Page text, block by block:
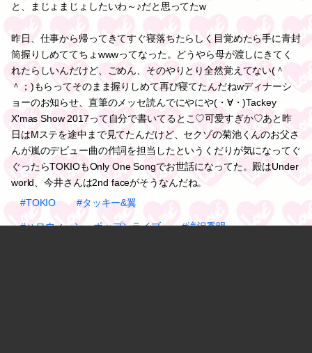
と、まじょまじょしたいわ～♪だと思ってたw
昨日、仕事から帰ってきてすぐ寝落ちたらしく目覚めたら手に青封
筒握りしめててちょwwwってなった。どうやら母が渡しにきてく
れたらしいんだけど、ごめん、そのやりとり全然覚えてない(＾
＾；)もらってそのまま握りしめて再び寝てたんだねwディナーシ
ョーのお知らせ、直筆のメッセ読んでにやにや(・∀・)Tackey
X'mas Show 2017って自分で書いてるとこ♡可愛すぎか♡あと昨
日はMステを途中まで見てたんだけど、セクゾの菊池くんのお父さ
んが嵐のデビュー曲の作詞を担当したというくだりが気になってぐ
ぐったらTOKIOもOnly One Songでお世話になってた。殿はUnder
world、今井さんは2nd faceがそうなんだね。
#TOKIO
#タッキー&翼
#ハロウィーン・ポップンライブ #滝沢秀明